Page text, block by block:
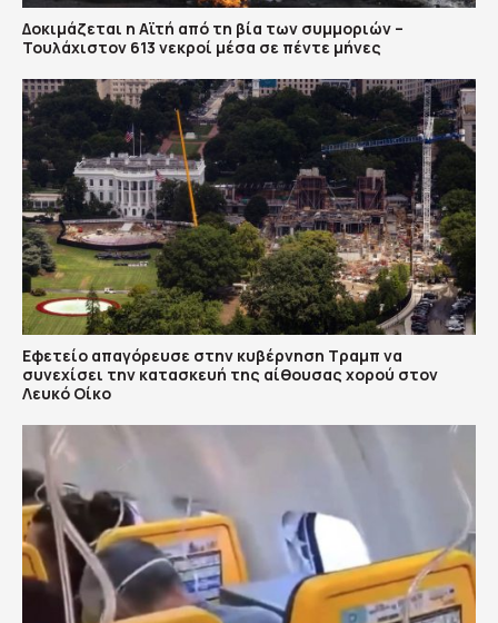
Δοκιμάζεται η Αϊτή από τη βία των συμμοριών –
Τουλάχιστον 613 νεκροί μέσα σε πέντε μήνες
Εφετείο απαγόρευσε στην κυβέρνηση Τραμπ να
συνεχίσει την κατασκευή της αίθουσας χορού στον
Λευκό Οίκο